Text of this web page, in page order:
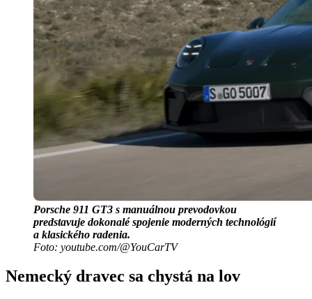
Porsche 911 GT3 s manuálnou prevodovkou
predstavuje dokonalé spojenie moderných technológií
a klasického radenia.
Foto: youtube.com/@YouCarTV
Nemecký dravec sa chystá na lov